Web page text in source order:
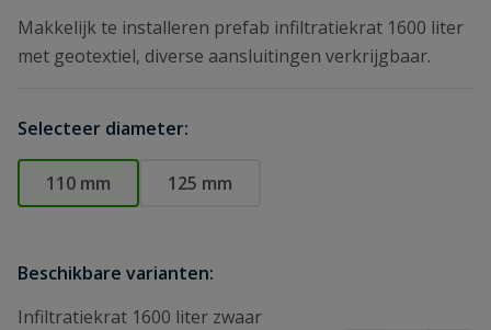
Makkelijk te installeren prefab infiltratiekrat 1600 liter
met geotextiel, diverse aansluitingen verkrijgbaar.
Selecteer diameter:
110 mm 125 mm
Beschikbare varianten:
Infiltratiekrat 1600 liter zwaar